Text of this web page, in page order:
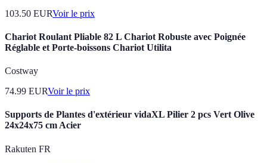
103.50 EURVoir le prix
Chariot Roulant Pliable 82 L Chariot Robuste avec Poignée
Réglable et Porte-boissons Chariot Utilita
Costway
74.99 EURVoir le prix
Supports de Plantes d'extérieur vidaXL Pilier 2 pcs Vert Olive
24x24x75 cm Acier
Rakuten FR